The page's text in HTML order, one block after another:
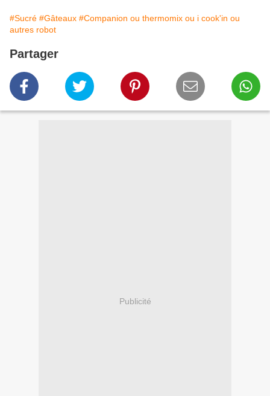
#Sucré #Gâteaux #Companion ou thermomix ou i cook'in ou
autres robot
Partager
Publicité